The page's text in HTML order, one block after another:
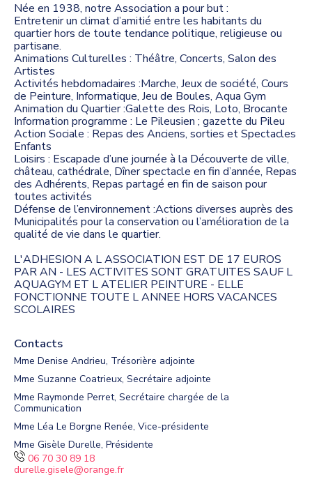
Née en 1938, notre Association a pour but :
Entretenir un climat d’amitié entre les habitants du
quartier hors de toute tendance politique, religieuse ou
partisane.
Animations Culturelles : Théâtre, Concerts, Salon des
Artistes
Activités hebdomadaires :Marche, Jeux de société, Cours
de Peinture, Informatique, Jeu de Boules, Aqua Gym
Animation du Quartier :Galette des Rois, Loto, Brocante
Information programme : Le Pileusien ; gazette du Pileu
Action Sociale : Repas des Anciens, sorties et Spectacles
Enfants
Loisirs : Escapade d’une journée à la Découverte de ville,
château, cathédrale, Dîner spectacle en fin d’année, Repas
des Adhérents, Repas partagé en fin de saison pour
toutes activités
Défense de l’environnement :Actions diverses auprès des
Municipalités pour la conservation ou l’amélioration de la
qualité de vie dans le quartier.
L'ADHESION A L ASSOCIATION EST DE 17 EUROS
PAR AN - LES ACTIVITES SONT GRATUITES SAUF L
AQUAGYM ET L ATELIER PEINTURE - ELLE
FONCTIONNE TOUTE L ANNEE HORS VACANCES
SCOLAIRES
Contacts
Mme Denise Andrieu, Trésorière adjointe
Mme Suzanne Coatrieux, Secrétaire adjointe
Mme Raymonde Perret, Secrétaire chargée de la
Communication
Mme Léa Le Borgne Renée, Vice-présidente
Mme Gisèle Durelle, Présidente
06 70 30 89 18
durelle.gisele@orange.fr